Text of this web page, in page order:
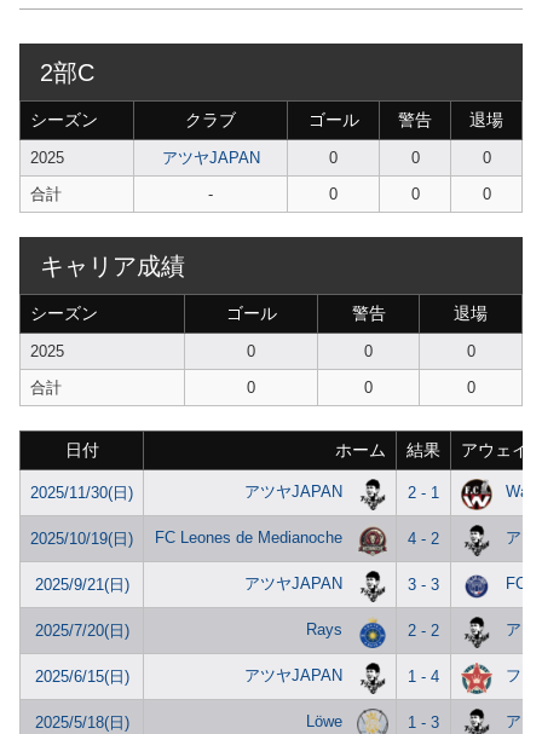
2部C
シーズン クラブ ゴール 警告 退場
2025 アツヤJAPAN 0 0
0
合計
- 0 0 0
キャリア成績
シーズン ゴール 警告 退場
2025 0 0
0
合計
0 0 0
日付 ホーム 結果 アウェイ
2025/11/30(日) アツヤJAPAN 2 - 1
2025/10/19(日) FC Leones de Medianoche 4 - 2 アツ
2025/9/21(日) アツヤJAPAN 3 - 3 FC
2025/7/20(日) Rays 2 - 2 アツ
2025/6/15(日) アツヤJAPAN 1 - 4 フッ
2025/5/18(日) Löwe 1 - 3 アツ